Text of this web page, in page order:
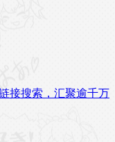
接搜索，汇聚逾千万